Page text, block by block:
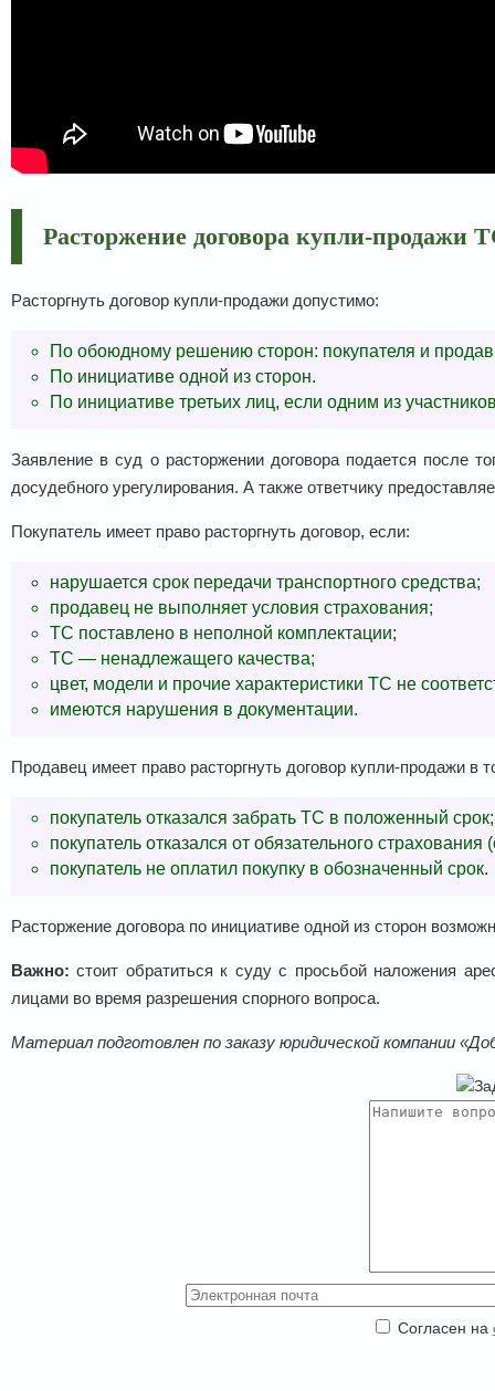
Расторжение договора купли-продажи
Расторгнуть договор купли-продажи допустимо:
По обоюдному решению сторон: покупателя и
По инициативе одной из сторон.
По инициативе третьих лиц, если одним из
Заявление в суд о расторжении договора подается после
досудебного урегулирования. А также ответчику
Покупатель имеет право расторгнуть договор, если:
нарушается срок передачи транспортного средства;
продавец не выполняет условия страхования;
ТС поставлено в неполной комплектации;
ТС — ненадлежащего качества;
цвет, модели и прочие характеристики ТС не
имеются нарушения в документации.
Продавец имеет право расторгнуть договор купли-продажи в
покупатель отказался забрать ТС в положенный срок;
покупатель отказался от обязательного страхования
покупатель не оплатил покупку в обозначенный срок.
Расторжение договора по инициативе одной из сторон
Важно: стоит обратиться к суду с просьбой наложения
лицами во время разрешения спорного вопроса.
Материал подготовлен по заказу юридической компании
Согласен на